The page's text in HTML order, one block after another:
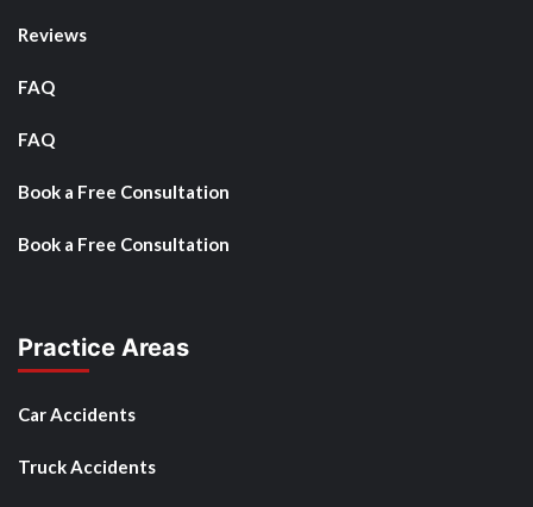
Reviews
FAQ
FAQ
Book a Free Consultation
Book a Free Consultation
Practice Areas
Car Accidents
Truck Accidents